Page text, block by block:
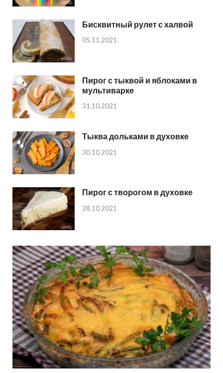
Бисквитный рулет с халвой
05.11.2021
Пирог с тыквой и яблоками в
мультиварке
31.10.2021
Тыква дольками в духовке
30.10.2021
Пирог с творогом в духовке
28.10.2021